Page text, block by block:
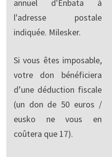
annuel d'Enbata à
l'adresse postale
indiquée. Milesker.
Si vous êtes imposable,
votre don bénéficiera
d’une déduction fiscale
(un don de 50 euros /
eusko ne vous en
coûtera que 17).